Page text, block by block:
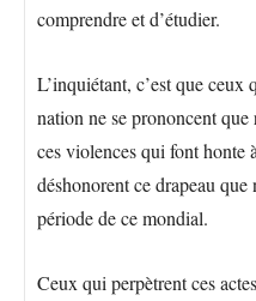
comprendre et d’étudier.
L’inquiétant, c’est que
nation ne se prononcent que
ces violences qui font honte
déshonorent ce drapeau
période de ce mondial.
Ceux qui perpètrent ces